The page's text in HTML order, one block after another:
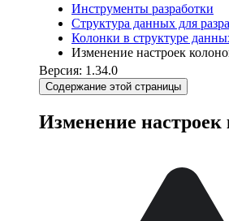
Инструменты разработки
Структура данных для
Колонки в структуре
Изменение настроек
Версия: 1.34.0
Содержание этой страницы
Изменение настроек